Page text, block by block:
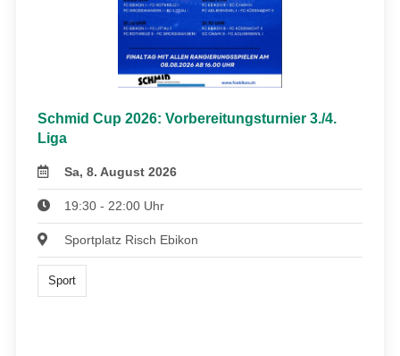
Schmid Cup 2026: Vorbereitungsturnier 3./4.
Liga
Sa, 8. August 2026
19:30 - 22:00 Uhr
Sportplatz Risch Ebikon
Sport